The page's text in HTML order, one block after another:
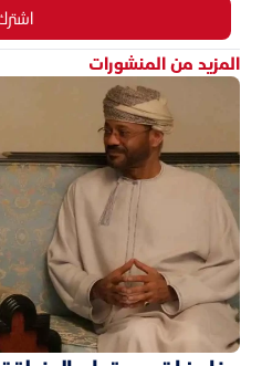
المزيد من المنشورات